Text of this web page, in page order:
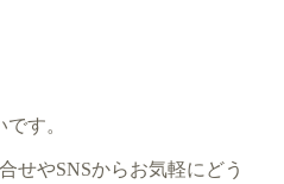
す。
せやSNSからお気軽にどう